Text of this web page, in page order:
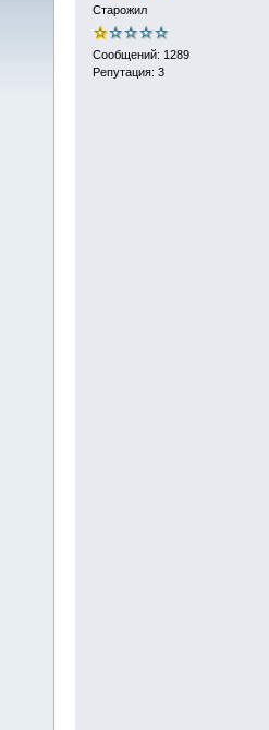
Старожил
Сообщений: 1289
Репутация: 3